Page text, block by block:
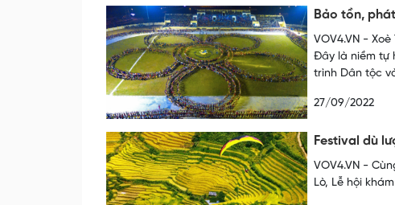
Bảo tồn,
VOV4.VN -
Đây là niềm tự
trình Dân tộc
27/09/2022
Festival dù
VOV4.VN -
Lò, Lễ hội